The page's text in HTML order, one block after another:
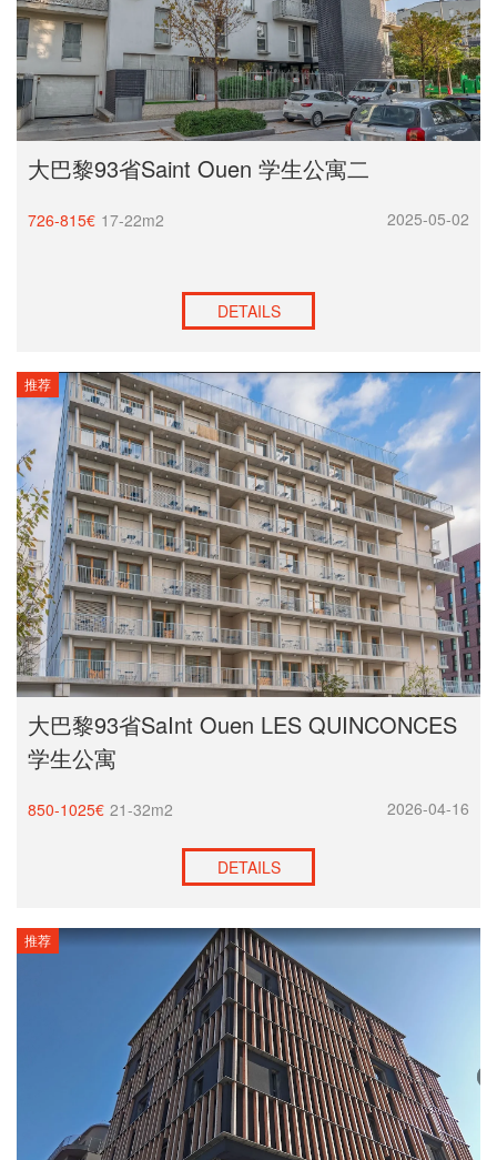
大巴黎93省Saint Ouen 学生公寓二
726-815€ 17-22m2 2025-05-02
DETAILS
推荐
大巴黎93省SaInt Ouen LES QUINCONCES
学生公寓
850-1025€ 21-32m2 2026-04-16
DETAILS
推荐